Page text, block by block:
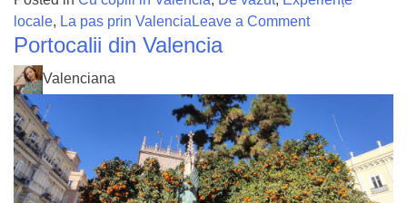
locale, La pas prin Valencia Leave a Commenton
Portocalii din Valencia
Valenciana